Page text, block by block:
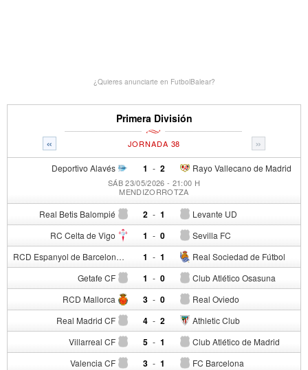
¿Quieres anunciarte en FutbolBalear?
Primera División
« »
JORNADA 38
Deportivo Alavés 1 - Rayo Vallecano de Madrid
2
SÁB 23/05/2026 - 21:00 H
MENDIZORROTZA
Real Betis Balompié 2 - Levante UD
1
RC Celta de Vigo 1 - Sevilla FC
0
RCD Espanyol de Barcelona 1 - Real Sociedad de Fútbol
1
Getafe CF 1 - Club Atlético Osasuna
0
RCD Mallorca 3 - Real Oviedo
0
Real Madrid CF 4 - Athletic Club
2
Villarreal CF 5 - Club Atlético de Madrid
1
Valencia CF 3 - FC Barcelona
1